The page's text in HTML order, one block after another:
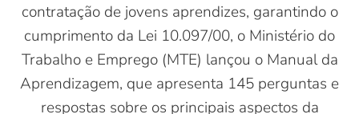
contratação de jovens aprendizes, garantindo o
cumprimento da Lei 10.097/00, o Ministério do
Trabalho e Emprego (MTE) lançou o Manual da
Aprendizagem, que apresenta 145 perguntas e
respostas sobre os principais aspectos da